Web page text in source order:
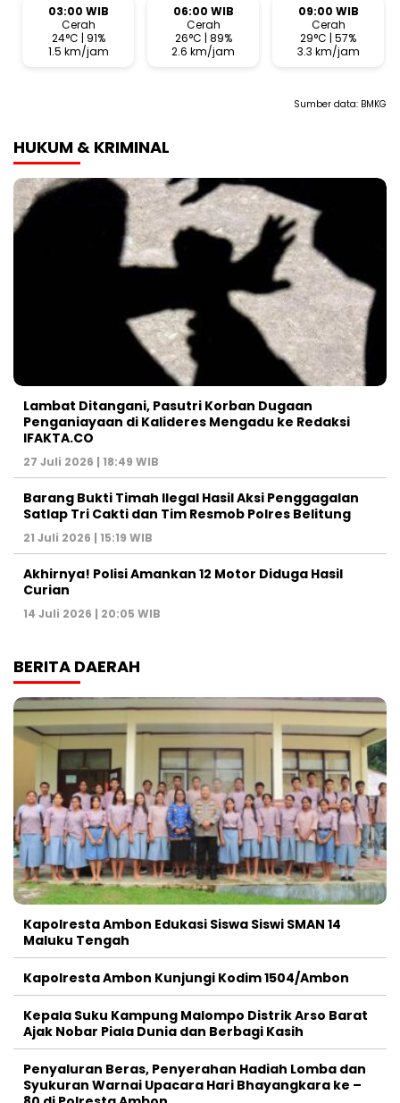
03:00 WIB
Cerah
24°C | 91%
1.5 km/jam
06:00 WIB
Cerah
26°C | 89%
2.6 km/jam
09:00 WIB
Cerah
29°C | 57%
3.3 km/jam
Sumber data: BMKG
HUKUM & KRIMINAL
Lambat Ditangani, Pasutri Korban Dugaan
Penganiayaan di Kalideres Mengadu ke Redaksi
IFAKTA.CO
27 Juli 2026 | 18:49 WIB
Barang Bukti Timah Ilegal Hasil Aksi Penggagalan
Satlap Tri Cakti dan Tim Resmob Polres Belitung
21 Juli 2026 | 15:19 WIB
Akhirnya! Polisi Amankan 12 Motor Diduga Hasil
Curian
14 Juli 2026 | 20:05 WIB
BERITA DAERAH
Kapolresta Ambon Edukasi Siswa Siswi SMAN 14
Maluku Tengah
Kapolresta Ambon Kunjungi Kodim 1504/Ambon
Kepala Suku Kampung Malompo Distrik Arso Barat
Ajak Nobar Piala Dunia dan Berbagi Kasih
Penyaluran Beras, Penyerahan Hadiah Lomba dan
Syukuran Warnai Upacara Hari Bhayangkara ke –